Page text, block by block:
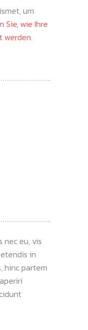
um
Sie, wie Ihre
werden.
nec eu, vis
in
hinc partem